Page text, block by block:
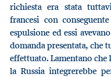
richiesta era stata
francesi con
espulsione ed essi
domanda presentata, che
effettuato. Lamentano che
la Russia integrerebbe